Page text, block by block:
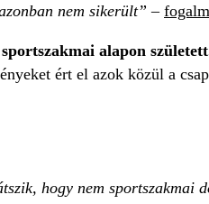
nem sikerült” –
alapon
ért el azok közül a
hogy nem sportszakmai